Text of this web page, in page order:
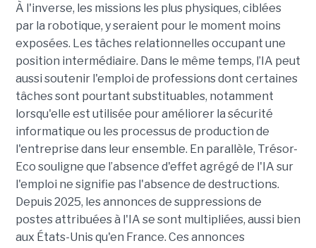
À l'inverse, les missions les plus physiques, ciblées
par la robotique, y seraient pour le moment moins
exposées. Les tâches relationnelles occupant une
position intermédiaire. Dans le même temps, l’IA peut
aussi soutenir l'emploi de professions dont certaines
tâches sont pourtant substituables, notamment
lorsqu'elle est utilisée pour améliorer la sécurité
informatique ou les processus de production de
l'entreprise dans leur ensemble. En parallèle, Trésor-
Eco souligne que l’absence d'effet agrégé de l'IA sur
l'emploi ne signifie pas l'absence de destructions.
Depuis 2025, les annonces de suppressions de
postes attribuées à l'IA se sont multipliées, aussi bien
aux États-Unis qu'en France. Ces annonces